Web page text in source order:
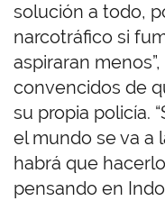
solución a todo,
narcotráfico si
aspiraran
convencidos de
su propia policía.
el mundo se va a
habrá que
pensando en